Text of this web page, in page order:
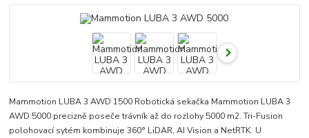
Mammotion LUBA 3 AWD 1500 Robotická sekačka Mammotion LUBA 3
AWD 5000 precizně poseče trávník až do rozlohy 5000 m2. Tri-Fusion
polohovací sytém kombinuje 360° LiDAR, AI Vision a NetRTK. U